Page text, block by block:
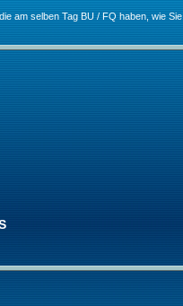
am selben Tag BU / FQ haben, wie Sie.